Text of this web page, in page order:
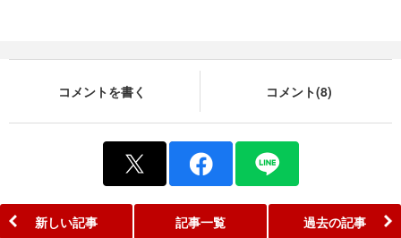
コメントを書く コメント(8)
新しい記事 記事一覧 過去の記事